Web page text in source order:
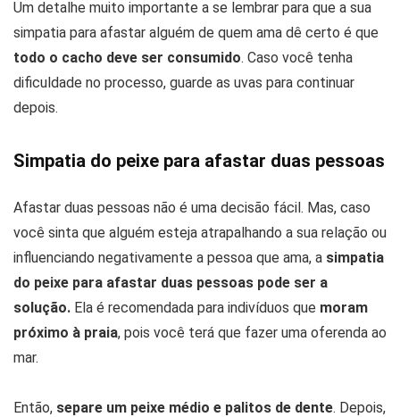
Um detalhe muito importante a se lembrar para que a sua
simpatia para afastar alguém de quem ama dê certo é que
todo o cacho deve ser consumido. Caso você tenha
dificuldade no processo, guarde as uvas para continuar
depois.
Simpatia do peixe para afastar duas pessoas
Afastar duas pessoas não é uma decisão fácil. Mas, caso
você sinta que alguém esteja atrapalhando a sua relação ou
influenciando negativamente a pessoa que ama, a simpatia
do peixe para afastar duas pessoas pode ser a
solução. Ela é recomendada para indivíduos que moram
próximo à praia, pois você terá que fazer uma oferenda ao
mar.
Então, separe um peixe médio e palitos de dente. Depois,